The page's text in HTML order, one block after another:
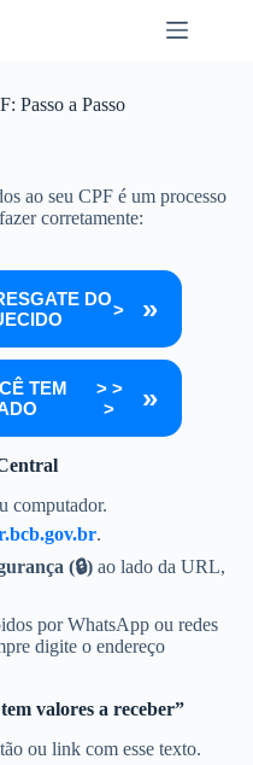
Passo a Passo
ao seu CPF é um processo
corretamente:
DO>
TEM
> >
>
computador.
.
(🔒) ao lado da URL,
por WhatsApp ou redes
digite o endereço
valores a receber”
ou link com esse texto.